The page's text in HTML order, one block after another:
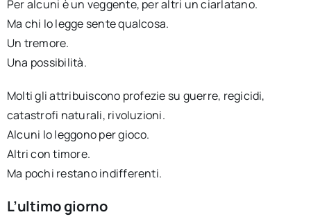
Per alcuni è un veggente, per altri un ciarlatano.
Ma chi lo legge sente qualcosa.
Un tremore.
Una possibilità.
Molti gli attribuiscono profezie su guerre, regicidi,
catastrofi naturali, rivoluzioni.
Alcuni lo leggono per gioco.
Altri con timore.
Ma pochi restano indifferenti.
L’ultimo giorno